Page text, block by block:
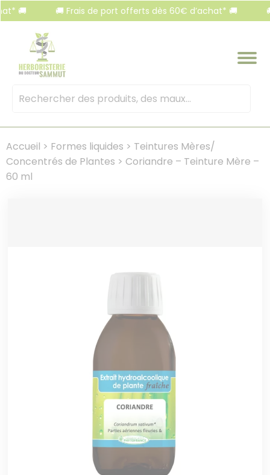
🚚 Frais de port offerts dès 60€ d’achat* 🚚 🚚
Mots
Accueil > Formes liquides > Teintures Mères/
Concentrés de Plantes > Coriandre – Teinture Mère –
60 ml
Panneau de gestion des cookies